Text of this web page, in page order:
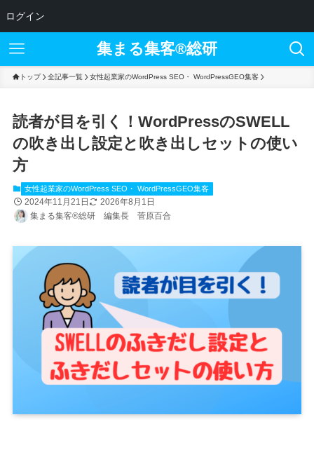
ログイン
集まる集客®︎総研
トップ 全記事一覧 女性起業家のWordPress SEO・ WordPressGEO集客
読者が目を引く！WordPressのSWELL
の吹き出し設定と吹き出しセットの使い
方
女性起業家のWordPress SEO・ WordPressGEO集客
2024年11月21日
2026年8月1日
集まる集客®総研 編集長 菅原百合